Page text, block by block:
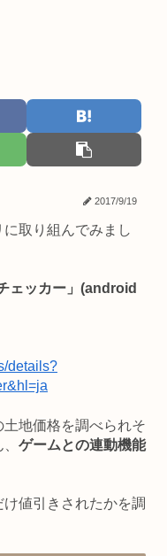
2017/9/19
取り組んでみまし
ェッカー」(android
details?
地価格を調べられそ
ゲームとの連動機能
値引きされたかを調